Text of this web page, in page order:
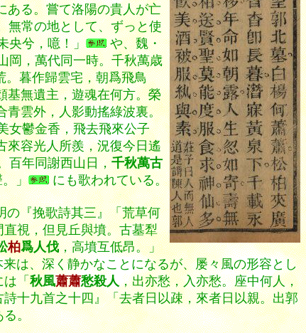
ある。嘗て洛陽の貴人が亡
無常の地として、ずっと使
央兮，噫！」
や、魏・
岡，萬代同一時。千秋萬歳
暮作歸雲宅，朝爲飛鳥
基無遺主，遊魂在何方。榮
青雲外，人影動搖綠波裏。
女鬱金香，飛去飛來公子
來容光人所羨，況復今日遙
百年同謝西山日，千秋萬古
。」 にも歌われている。
『挽歌詩其三』「荒草何
視，但見丘與墳。古墓犁
柏爲人伐，高墳互低昂。」
は、深く静かなことになるが、屡々風の形容とし
は「秋風蕭蕭愁殺人，出亦愁，入亦愁。座中何人，
詩十九首之十四』「去者日以疎，來者日以親。出郭
る。